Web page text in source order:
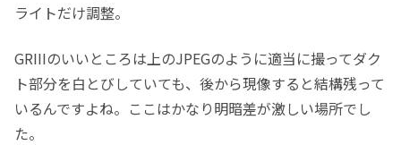
ライトだけ調整。
GRIIIのいいところは上のJPEGのように適当に撮ってダク
ト部分を白とびしていても、後から現像すると結構残って
いるんですよね。ここはかなり明暗差が激しい場所でし
た。